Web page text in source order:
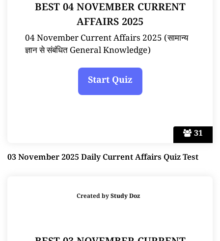
31
BEST 04 NOVEMBER CURRENT
AFFAIRS 2025
04 November Current Affairs 2025 (सामान्य
ज्ञान से संबंधित General Knowledge)
03 November 2025 Daily Current Affairs Quiz Test
Created byStudy Doz